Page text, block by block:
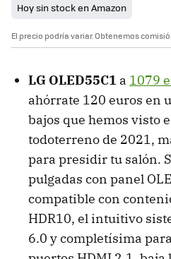
Hoy sin stock en Amazon
El precio podría variar. Obtenemos
LG OLED55C1 a 1079
ahórrate 120 euros en
bajos que hemos visto
todoterreno de 2021,
para presidir tu salón.
pulgadas con panel
compatible con
HDR10, el intuitivo
6.0 y completísima